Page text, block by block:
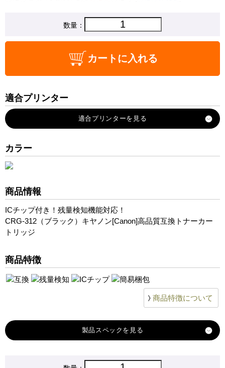
数量：
カートに入れる
適合プリンター
カラー
商品情報
ICチップ付き！残量検知機能対応！
CRG-312（ブラック）キヤノン[Canon]高品質互換トナーカー
トリッジ
商品特徴
商品特徴について
製品スペック